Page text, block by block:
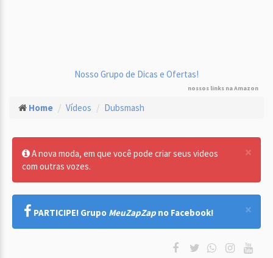
Nosso Grupo de Dicas e Ofertas!
nossos links na Amazon
Home Vídeos Dubsmash
×
A nova moda, em que você pode criar seus videos
com outras vozes.
×
PARTICIPE! Grupo MeuZapZap no Facebook!